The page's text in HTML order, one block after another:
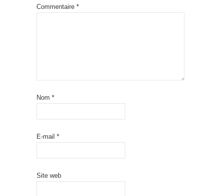
Commentaire *
Nom *
E-mail *
Site web